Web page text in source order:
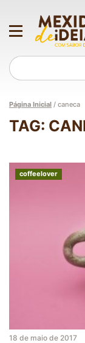
Página Inicial / caneca
TAG:
coffeelover
18 de maio de 2017